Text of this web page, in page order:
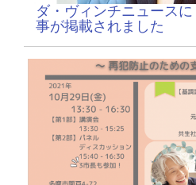
ダ・ヴィンチニュース
事が掲載されました